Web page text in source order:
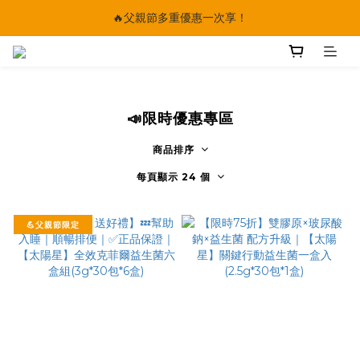
🔥父親節多重優惠一次享！
🔥父親節多重優惠一次享！
🔥父親節多重優惠一次享！
📣限時優惠專區
商品排序
每頁顯示 24 個
💪父親節限定